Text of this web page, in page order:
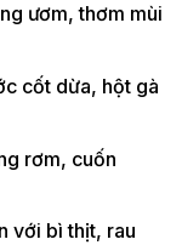
ươm, thơm mùi
cốt dừa, hột gà
rơm, cuốn
với bì thịt, rau